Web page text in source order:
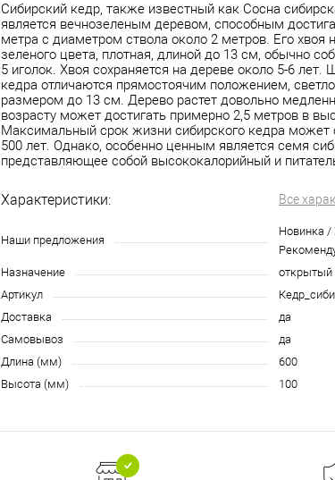
Сибирский кедр, также известный как Сосна
является вечнозеленым деревом, способным
метра с диаметром ствола около 2 метров. Его хвоя
зеленого цвета, плотная, длиной до 13 см, обычно
5 иголок. Хвоя сохраняется на дереве около 5-6 лет.
кедра отличаются прямостоячим положением,
размером до 13 см. Дерево растет довольно
возрасту может достигать примерно 2,5 метров в
Максимальный срок жизни сибирского кедра может
500 лет. Однако, особенно ценным является семя
представляющее собой высококалорийный и
Характеристики: Все
Наши предложения
Новинка /
Назначение
открытый
Артикул
Доставка
да
Самовывоз
да
Длина (мм)
600
Высота (мм)
100